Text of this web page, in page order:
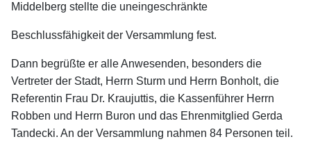
Middelberg stellte die uneingeschränkte
Beschlussfähigkeit der Versammlung fest.
Dann begrüßte er alle Anwesenden, besonders die
Vertreter der Stadt, Herrn Sturm und Herrn Bonholt, die
Referentin Frau Dr. Kraujuttis, die Kassenführer Herrn
Robben und Herrn Buron und das Ehrenmitglied Gerda
Tandecki. An der Versammlung nahmen 84 Personen teil.